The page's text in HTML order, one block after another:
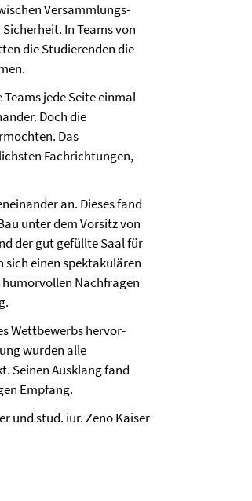
Versammlungs­
In Teams von
die Studierenden die
jede Seite einmal
Doch die
Das
Fachrichtungen,
an. Dieses fand
unter dem Vorsitz von
der gut gefüllte Saal für
sich einen spektakulären
Nachfragen
Wettbewerbs hervor­
wurden alle
Seinen Ausklang fand
Empfang.
und stud. iur. Zeno Kaiser